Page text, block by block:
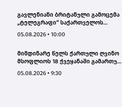
გავლენიანი ბრიტანული გამოცემა
„ტელეგრაფი“ საქართველოს
სტატიების ციკლს აქვეყნებს
05.08.2026 • 10:00
მიმდინარე წელს ქართული ღვინო
მსოფლიოს 18 ქვეყანაში გამართულ
წარმოდგენილი
05.08.2026 • 9:30